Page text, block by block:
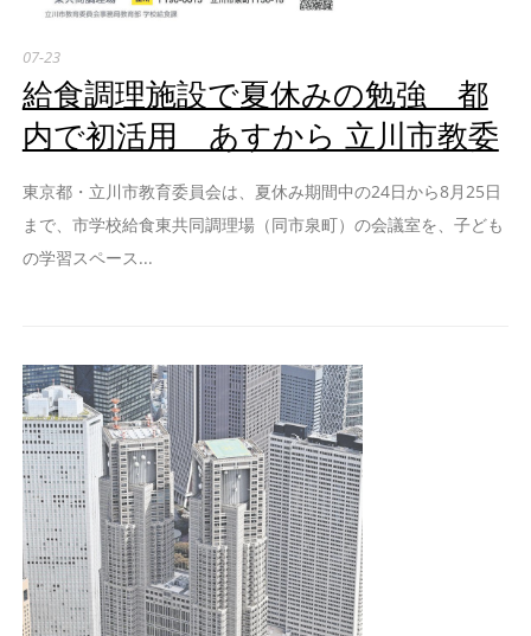
07-23
給食調理施設で夏休みの勉強 都
内で初活用 あすから 立川市教委
東京都・立川市教育委員会は、夏休み期間中の24日から8月25日
まで、市学校給食東共同調理場（同市泉町）の会議室を、子ども
の学習スペース...